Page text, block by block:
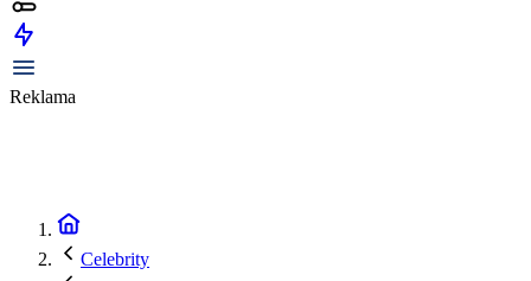
Reklama
Celebrity